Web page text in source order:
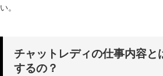
い。
チャットレディの仕事内容と
するの？